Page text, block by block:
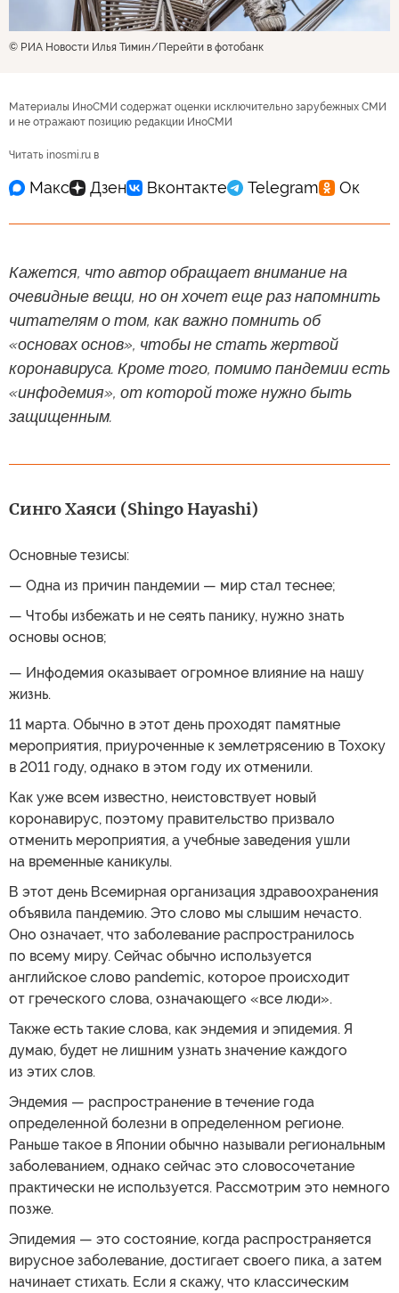
© РИА Новости Илья Тимин Перейти в фотобанк
Материалы ИноСМИ содержат оценки исключительно зарубежных СМИ
и не отражают позицию редакции ИноСМИ
Читать inosmi.ru в
Кажется, что автор обращает внимание на
очевидные вещи, но он хочет еще раз напомнить
читателям о том, как важно помнить об
«основах основ», чтобы не стать жертвой
коронавируса. Кроме того, помимо пандемии есть
«инфодемия», от которой тоже нужно быть
защищенным.
Синго Хаяси (Shingo Hayashi)
Основные тезисы:
— Одна из причин пандемии — мир стал теснее;
— Чтобы избежать и не сеять панику, нужно знать
основы основ;
— Инфодемия оказывает огромное влияние на нашу
жизнь.
11 марта. Обычно в этот день проходят памятные
мероприятия, приуроченные к землетрясению в Тохоку
в 2011 году, однако в этом году их отменили.
Как уже всем известно, неистовствует новый
коронавирус, поэтому правительство призвало
отменить мероприятия, а учебные заведения ушли
на временные каникулы.
В этот день Всемирная организация здравоохранения
объявила пандемию. Это слово мы слышим нечасто.
Оно означает, что заболевание распространилось
по всему миру. Сейчас обычно используется
английское слово pandemic, которое происходит
от греческого слова, означающего «все люди».
Также есть такие слова, как эндемия и эпидемия. Я
думаю, будет не лишним узнать значение каждого
из этих слов.
Эндемия — распространение в течение года
определенной болезни в определенном регионе.
Раньше такое в Японии обычно называли региональным
заболеванием, однако сейчас это словосочетание
практически не используется. Рассмотрим это немного
позже.
Эпидемия — это состояние, когда распространяется
вирусное заболевание, достигает своего пика, а затем
начинает стихать. Если я скажу, что классическим